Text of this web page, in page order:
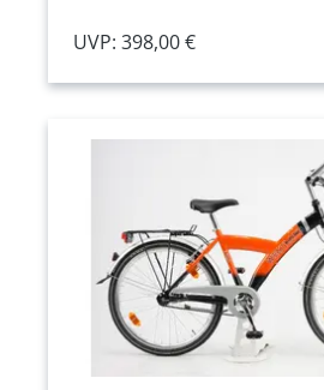
UVP: 398,00 €